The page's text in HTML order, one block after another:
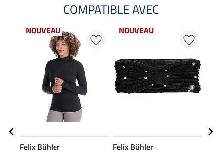
COMPATIBLE AVEC
NOUVEAU
Felix Bühler
NOUVEAU
Felix Bühler